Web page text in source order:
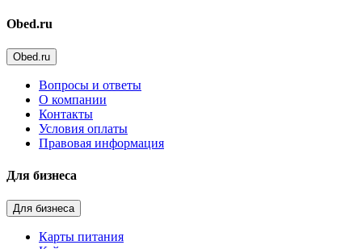
Obed.ru
Obed.ru
Вопросы и ответы
О компании
Контакты
Условия оплаты
Правовая информация
Для бизнеса
Для бизнеса
Карты питания